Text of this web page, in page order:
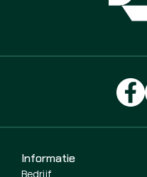
Informatie
Bedrijf